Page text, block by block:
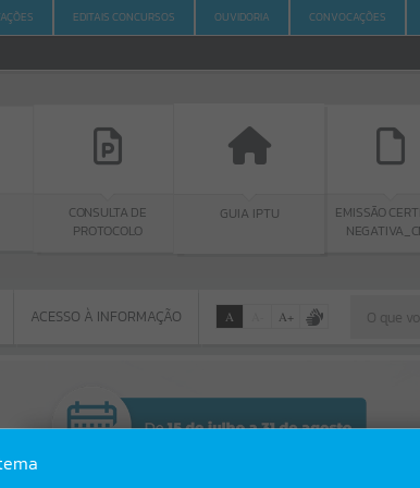
EDITAIS CONCURSOS OUVIDORIA CONVOCAÇÕES
CONSULTA DE
PROTOCOLO
EMISSÃO CERTIDÃO
NEGATIVA_CND
ACESSO À INFORMAÇÃO A A+